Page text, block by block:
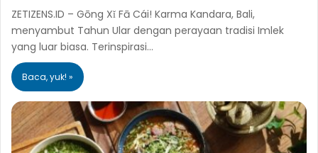
ZETIZENS.ID – Gōng Xǐ Fā Cái! Karma Kandara, Bali,
menyambut Tahun Ular dengan perayaan tradisi Imlek
yang luar biasa. Terinspirasi…
Baca, yuk! »